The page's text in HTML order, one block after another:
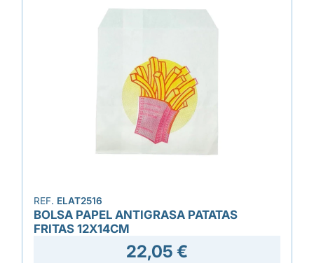
REF. ELAT2516
BOLSA PAPEL ANTIGRASA PATATAS
FRITAS 12X14CM
22,05 €